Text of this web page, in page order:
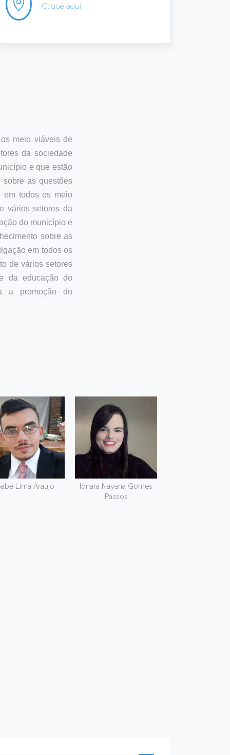
Clique aqui
meio viáveis de
da sociedade
e que estão
sobre as questões
em todos os meio
vários setores da
do município e
sobre as
em todos os
de vários setores
da educação do
a promoção do
Lima Araujo
Ionara Nayana Gomes
Passos